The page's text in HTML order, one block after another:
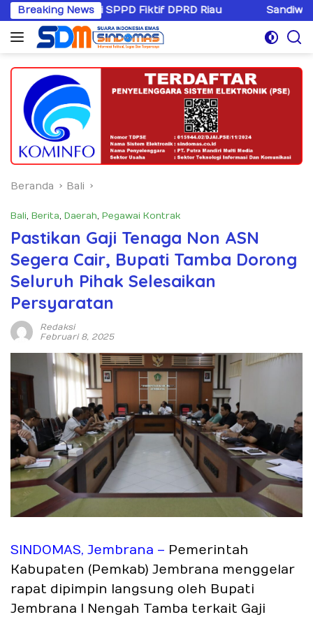
Langsung
ke
konten
Breaking News
SPPD Fiktif DPRD Riau Sandiwaranya
Beranda Bali
Bali, Berita, Daerah, Pegawai Kontrak
Pastikan Gaji Tenaga Non ASN
Segera Cair, Bupati Tamba Dorong
Seluruh Pihak Selesaikan
Persyaratan
Redaksi
Februari 8, 2025
SINDOMAS, Jembrana – Pemerintah
Kabupaten (Pemkab) Jembrana menggelar
rapat dipimpin langsung oleh Bupati
Jembrana I Nengah Tamba terkait Gaji